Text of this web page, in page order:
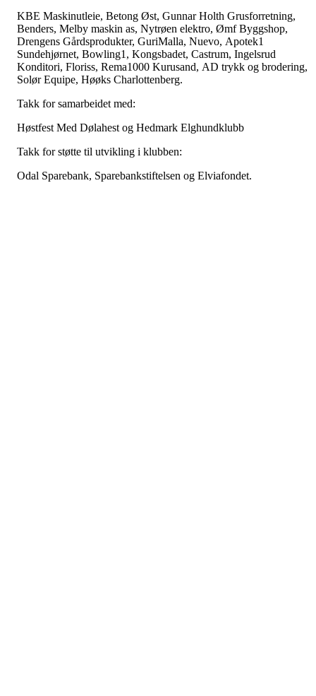
KBE Maskinutleie, Betong Øst, Gunnar Holth Grusforretning,
Benders, Melby maskin as, Nytrøen elektro, Ømf Byggshop,
Drengens Gårdsprodukter, GuriMalla, Nuevo, Apotek1
Sundehjørnet, Bowling1, Kongsbadet, Castrum, Ingelsrud
Konditori, Floriss, Rema1000 Kurusand, AD trykk og brodering,
Solør Equipe, Høøks Charlottenberg.
Takk for samarbeidet med:
Høstfest Med Dølahest og Hedmark Elghundklubb
Takk for støtte til utvikling i klubben:
Odal Sparebank, Sparebankstiftelsen og Elviafondet.